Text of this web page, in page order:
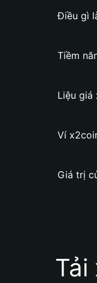
Điều gì
Tiềm
Liệu giá
Ví
Giá trị